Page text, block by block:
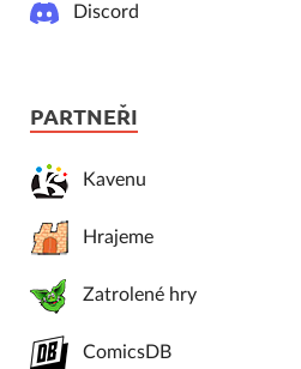
Discord
PARTNEŘI
Kavenu
Hrajeme
Zatrolené hry
ComicsDB